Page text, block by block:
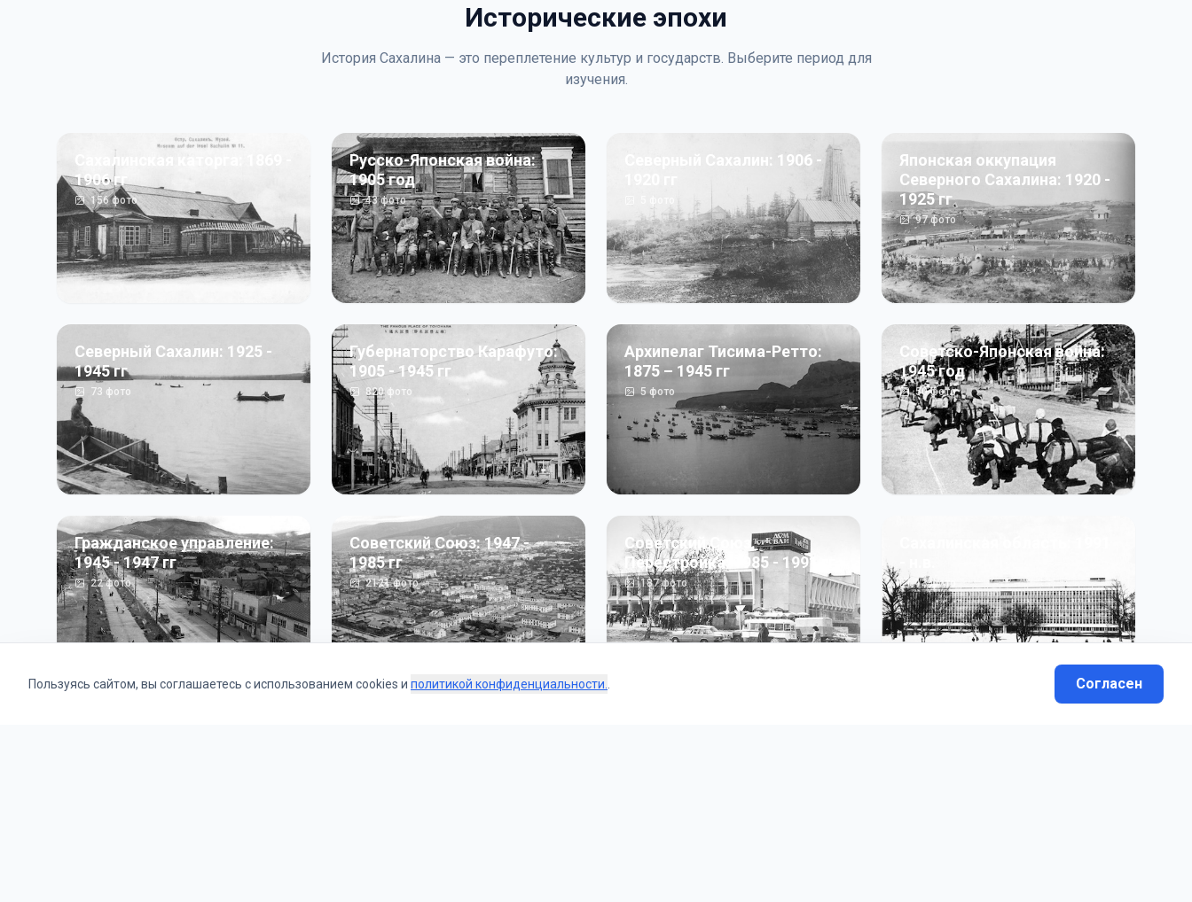
Исторические эпохи
История Сахалина — это переплетение культур и государств. Выберите период для
изучения.
Сахалинская каторга: 1869 -
1906 гг
156фото
Русско-Японская война:
1905 год
43фото
Северный Сахалин: 1906 -
Японская оккупация
Северного Сахалина: 1920 -
1925 гг
97фото
Северный Сахалин: 1925 -
1945 гг
73 фото
Губернаторство Карафуто:
1905 - 1945 гг
820фото
Архипелаг Тисима-Ретто:
1875 – 1945 гг
5фото
Советско-Японская война:
1945 год
50фото
Гражданское управление:
1945 - 1947 гг
22фото
Советский Союз: 1947 -
1985 гг
2121фото
Советский Союз.
Перестройка: 1985 - 1991 гг
187фото 13фото
Пользуясь сайтом, вы соглашаетесь с использованием cookies и политикой конфиденциальности. Согласен